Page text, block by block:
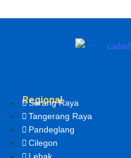
Regional
Serang Raya
Tangerang Raya
Pandeglang
Cilegon